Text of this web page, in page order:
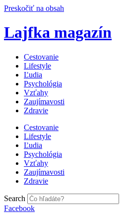
Preskočiť na obsah
Lajfka magazín
Cestovanie
Lifestyle
Ľudia
Psychológia
Vzťahy
Zaujímavosti
Zdravie
Cestovanie
Lifestyle
Ľudia
Psychológia
Vzťahy
Zaujímavosti
Zdravie
Search
Facebook